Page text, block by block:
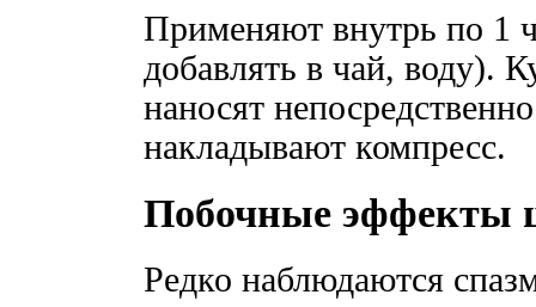
Применяют внутрь по 1
добавлять в чай,
наносят
накладывают компресс.
Побочные эффекты
Редко наблюдаются